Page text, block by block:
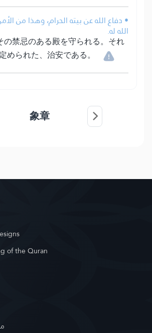
• دفاع الله عن بيته الحرام، وهذا من
الله له.
の禁忌のある殿を守られる。それ
められた、治安である。
象章
of the Quran